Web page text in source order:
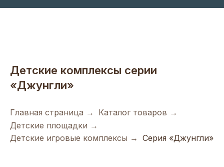
Детские комплексы серии
«Джунгли»
Главная страница → Каталог товаров →
Детские площадки →
Детские игровые комплексы → Серия «Джунгли»